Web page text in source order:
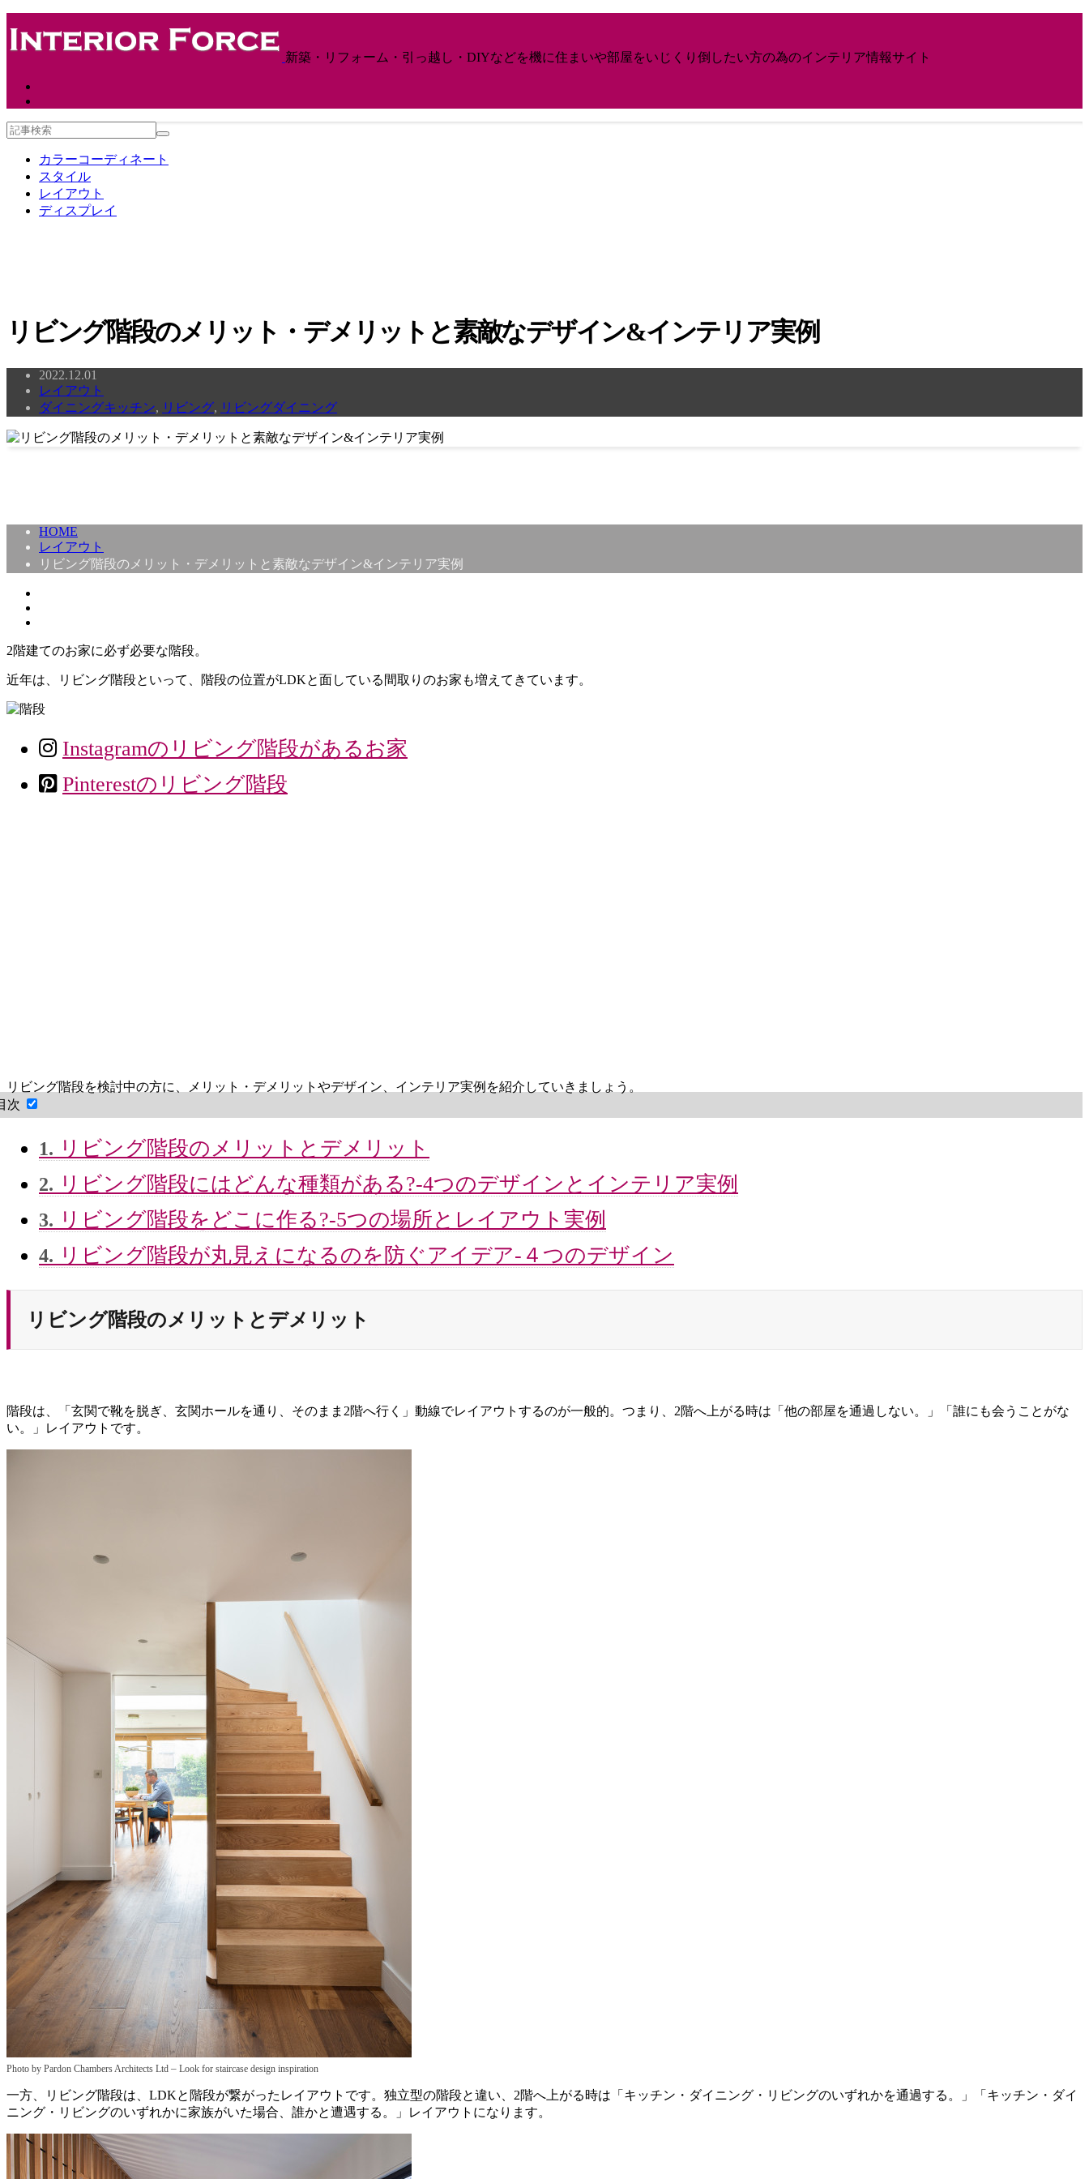
新築・リフォーム・引っ越し・DIYなどを機に住まいや部屋をいじくり倒したい方の為のインテリア情報サイト
カラーコーディネート
スタイル
レイアウト
ディスプレイ
リビング階段のメリット・デメリットと素敵なデザイン&インテリア実例
2022.12.01
レイアウト
ダイニングキッチン, リビング, リビングダイニング
HOME
レイアウト
リビング階段のメリット・デメリットと素敵なデザイン&インテリア実例
2階建てのお家に必ず必要な階段。
近年は、リビング階段といって、階段の位置がLDKと面している間取りのお家も増えてきています。
Instagramのリビング階段があるお家
Pinterestのリビング階段
リビング階段を検討中の方に、メリット・デメリットやデザイン、インテリア実例を紹介していきましょう。
次
1. リビング階段のメリットとデメリット
2. リビング階段にはどんな種類がある?-4つのデザインとインテリア実例
3. リビング階段をどこに作る?-5つの場所とレイアウト実例
4. リビング階段が丸見えになるのを防ぐアイデア-４つのデザイン
リビング階段のメリットとデメリット
階段は、「玄関で靴を脱ぎ、玄関ホールを通り、そのまま2階へ行く」動線でレイアウトするのが一般的。つまり、2階へ上がる時は「他の部屋を通過しない。」「誰にも会うことがな
い。」レイアウトです。
Photo by Pardon Chambers Architects Ltd – Look for staircase design inspiration
一方、リビング階段は、LDKと階段が繋がったレイアウトです。独立型の階段と違い、2階へ上がる時は「キッチン・ダイニング・リビングのいずれかを通過する。」「キッチン・ダイ
ニング・リビングのいずれかに家族がいた場合、誰かと遭遇する。」レイアウトになります。